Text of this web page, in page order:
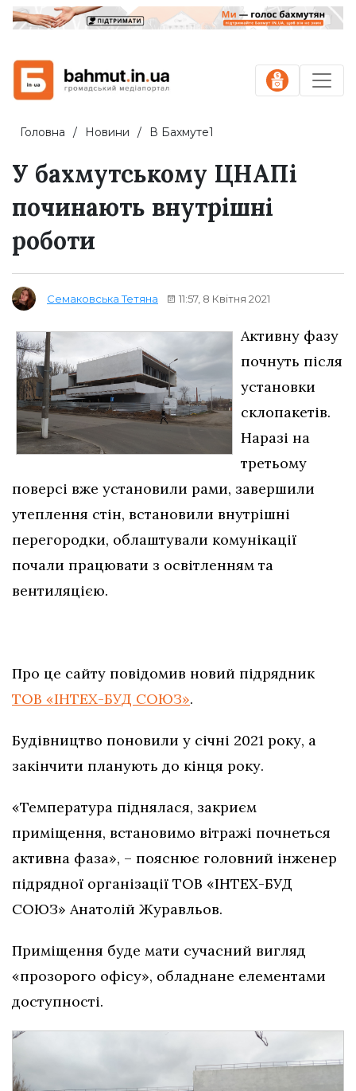
Головна Новини В Бахмуте1
У бахмутському ЦНАПі
починають внутрішні
роботи
Семаковська Тетяна 11:57, 8 Квітня 2021
Активну фазу
почнуть після
установки
склопакетів.
Наразі на
третьому
поверсі вже установили рами, завершили
утеплення стін, встановили внутрішні
перегородки, облаштували комунікації
почали працювати з освітленням та
вентиляцією.
Про це сайту повідомив новий підрядник
ТОВ «ІНТЕХ-БУД СОЮЗ».
Будівництво поновили у січні 2021 року, а
закінчити планують до кінця року.
«Температура піднялася, закриєм
приміщення, встановимо вітражі почнеться
активна фаза», – пояснює головний інженер
підрядної організації ТОВ «ІНТЕХ-БУД
СОЮЗ» Анатолій Журавльов.
Приміщення буде мати сучасний вигляд
«прозорого офісу», обладнане елементами
доступності.